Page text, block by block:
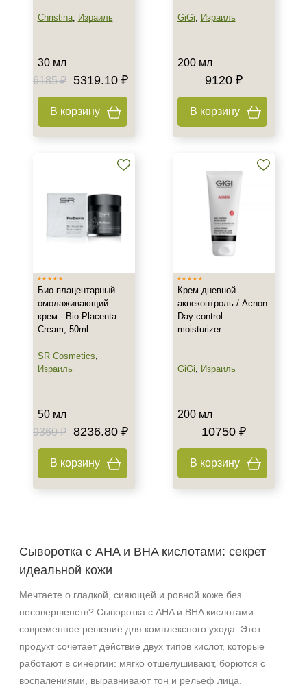
Christina, Израиль
30 мл
6185 ₽ 5319.10 ₽
В корзину
GiGi, Израиль
200 мл
9120 ₽
В корзину
Био-плацентарный
омолаживающий
крем - Bio Placenta
Cream, 50ml
SR Cosmetics,
Израиль
50 мл
9360 ₽ 8236.80 ₽
В корзину
Крем дневной
акнеконтроль / Acnon
Day control
moisturizer
GiGi, Израиль
200 мл
10750 ₽
В корзину
Сыворотка с AHA и BHA кислотами: секрет
идеальной кожи
Мечтаете о гладкой, сияющей и ровной коже без
несовершенств? Сыворотка с AHA и BHA кислотами —
современное решение для комплексного ухода. Этот
продукт сочетает действие двух типов кислот, которые
работают в синергии: мягко отшелушивают, борются с
воспалениями, выравнивают тон и рельеф лица.